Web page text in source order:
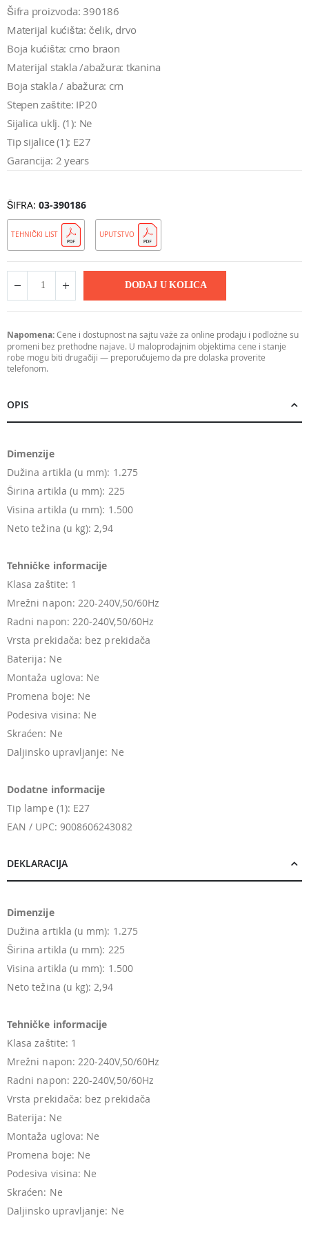
Šifra proizvoda: 390186
Materijal kućišta: čelik, drvo
Boja kućišta: crno braon
Materijal stakla /abažura: tkanina
Boja stakla / abažura: crn
Stepen zaštite: IP20
Sijalica uklj. (1): Ne
Tip sijalice (1): E27
Garancija: 2 years
ŠIFRA 03-390186
TEHNIČKI LIST UPUTSTVO
DODAJ U KOLICA
Napomena:Cene i dostupnost na sajtu važe za online prodaju i podložne su
promeni bez prethodne najave. U maloprodajnim objektima cene i stanje
robe mogu biti drugačiji — preporučujemo da pre dolaska proverite
telefonom.
OPIS
Dimenzije
Dužina artikla (u mm): 1.275
Širina artikla (u mm): 225
Visina artikla (u mm): 1.500
Neto težina (u kg): 2,94
Tehničke informacije
Klasa zaštite: 1
Mrežni napon: 220-240V,50/60Hz
Radni napon: 220-240V,50/60Hz
Vrsta prekidača: bez prekidača
Baterija: Ne
Montaža uglova: Ne
Promena boje: Ne
Podesiva visina: Ne
Skraćen: Ne
Daljinsko upravljanje: Ne
Dodatne informacije
Tip lampe (1): E27
EAN / UPC: 9008606243082
DEKLARACIJA
Dimenzije
Dužina artikla (u mm): 1.275
Širina artikla (u mm): 225
Visina artikla (u mm): 1.500
Neto težina (u kg): 2,94
Tehničke informacije
Klasa zaštite: 1
Mrežni napon: 220-240V,50/60Hz
Radni napon: 220-240V,50/60Hz
Vrsta prekidača: bez prekidača
Baterija: Ne
Montaža uglova: Ne
Promena boje: Ne
Podesiva visina: Ne
Skraćen: Ne
Daljinsko upravljanje: Ne